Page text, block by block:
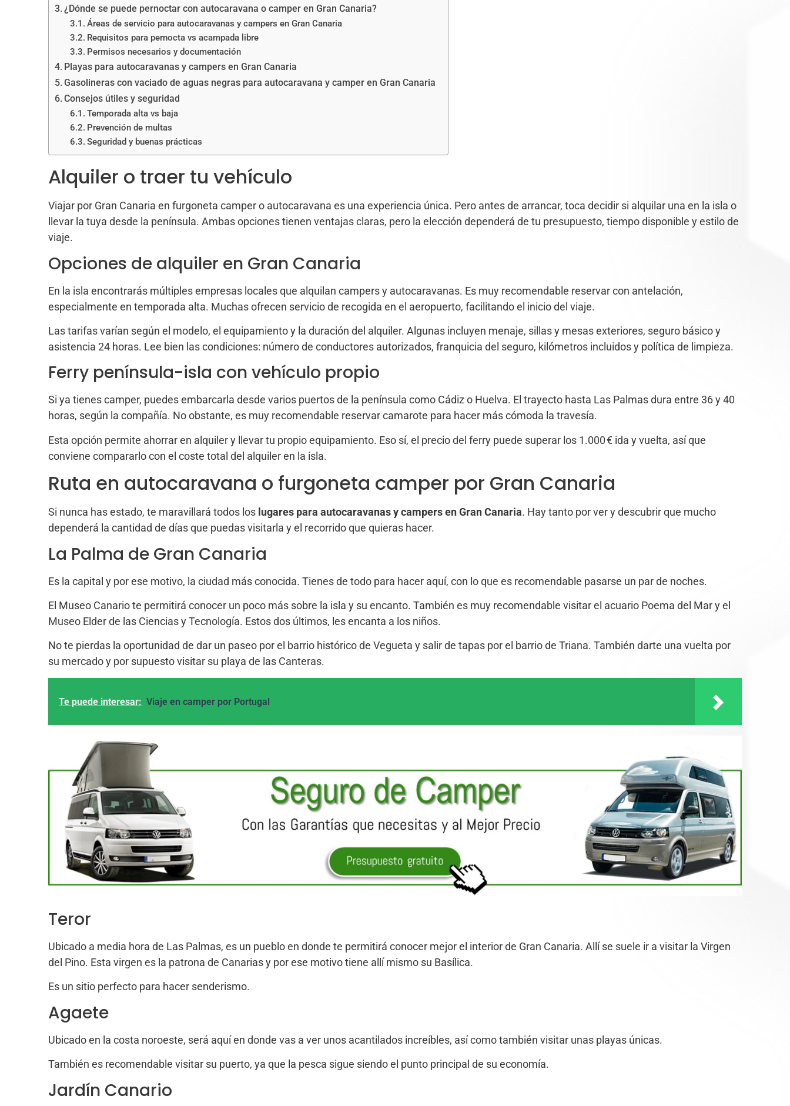
¿Dónde se puede pernoctar con autocaravana o camper en Gran Canaria?
Áreas de servicio para autocaravanas y campers en Gran Canaria
Requisitos para pernocta vs acampada libre
Permisos necesarios y documentación
Playas para autocaravanas y campers en Gran Canaria
Gasolineras con vaciado de aguas negras para autocaravana y camper en Gran Canaria
Consejos útiles y seguridad
Temporada alta vs baja
Prevención de multas
Seguridad y buenas prácticas
Alquiler o traer tu vehículo
Viajar por Gran Canaria en furgoneta camper o autocaravana es una experiencia única. Pero antes de arrancar, toca decidir si alquilar una en la isla o
llevar la tuya desde la península. Ambas opciones tienen ventajas claras, pero la elección dependerá de tu presupuesto, tiempo disponible y estilo de
viaje.
Opciones de alquiler en Gran Canaria
En la isla encontrarás múltiples empresas locales que alquilan campers y autocaravanas. Es muy recomendable reservar con antelación,
especialmente en temporada alta. Muchas ofrecen servicio de recogida en el aeropuerto, facilitando el inicio del viaje.
Las tarifas varían según el modelo, el equipamiento y la duración del alquiler. Algunas incluyen menaje, sillas y mesas exteriores, seguro básico y
asistencia 24 horas. Lee bien las condiciones: número de conductores autorizados, franquicia del seguro, kilómetros incluidos y política de limpieza.
Ferry península-isla con vehículo propio
Si ya tienes camper, puedes embarcarla desde varios puertos de la península como Cádiz o Huelva. El trayecto hasta Las Palmas dura entre 36 y 40
horas, según la compañía. No obstante, es muy recomendable reservar camarote para hacer más cómoda la travesía.
Esta opción permite ahorrar en alquiler y llevar tu propio equipamiento. Eso sí, el precio del ferry puede superar los 1.000 € ida y vuelta, así que
conviene compararlo con el coste total del alquiler en la isla.
Ruta en autocaravana o furgoneta camper por Gran Canaria
Si nunca has estado, te maravillará todos los lugares para autocaravanas y campers en Gran Canaria. Hay tanto por ver y descubrir que mucho
dependerá la cantidad de días que puedas visitarla y el recorrido que quieras hacer.
La Palma de Gran Canaria
Es la capital y por ese motivo, la ciudad más conocida. Tienes de todo para hacer aquí, con lo que es recomendable pasarse un par de noches.
El Museo Canario te permitirá conocer un poco más sobre la isla y su encanto. También es muy recomendable visitar el acuario Poema del Mar y el
Museo Elder de las Ciencias y Tecnología. Estos dos últimos, les encanta a los niños.
No te pierdas la oportunidad de dar un paseo por el barrio histórico de Vegueta y salir de tapas por el barrio de Triana. También darte una vuelta por
su mercado y por supuesto visitar su playa de las Canteras.
Te puede interesar: Viaje en camper por Portugal
Teror
Ubicado a media hora de Las Palmas, es un pueblo en donde te permitirá conocer mejor el interior de Gran Canaria. Allí se suele ir a visitar la Virgen
del Pino. Esta virgen es la patrona de Canarias y por ese motivo tiene allí mismo su Basílica.
Es un sitio perfecto para hacer senderismo.
Agaete
Ubicado en la costa noroeste, será aquí en donde vas a ver unos acantilados increíbles, así como también visitar unas playas únicas.
También es recomendable visitar su puerto, ya que la pesca sigue siendo el punto principal de su economía.
Jardín Canario